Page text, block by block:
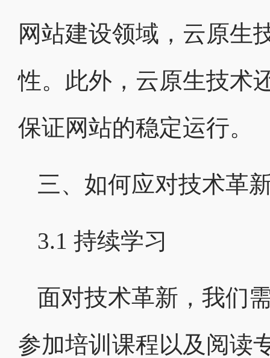
网站建设领域，云原生
性。此外，云原生技术
保证网站的稳定运行。
三、如何应对技术革
3.1 持续学习
面对技术革新，我们
参加培训课程以及阅读